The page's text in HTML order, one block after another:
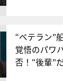
“ベテラン”
覚悟のパワ
否！“後輩”